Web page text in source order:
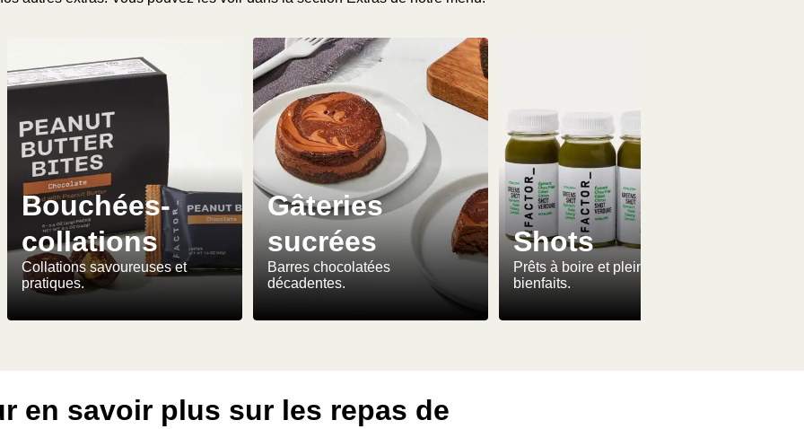
Bouchées-
collations
Collations savoureuses et
pratiques.
Gâteries
sucrées
Barres chocolatées
décadentes.
Shots
Prêts à boire et pleins de
bienfaits.
en savoir plus sur les repas de